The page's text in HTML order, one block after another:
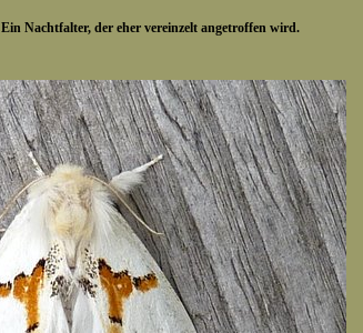
Ein Nachtfalter, der eher vereinzelt angetroffen wird.